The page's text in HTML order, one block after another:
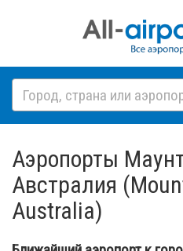
Аэропорты
Австралия
Australia)